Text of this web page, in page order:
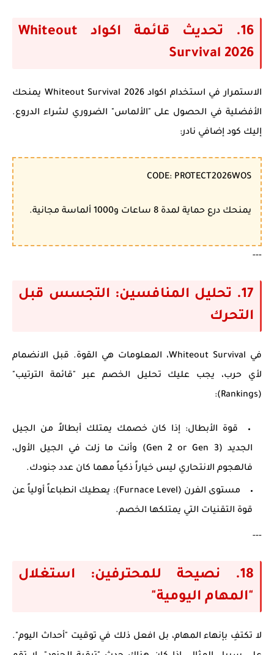
16. تحديث قائمة اكواد Whiteout
Survival 2026
الاستمرار في استخدام اكواد Whiteout Survival 2026
يمنحك
الأفضلية في الحصول على "الألماس" الضروري لشراء الدروع.
إليك كود إضافي نادر:
CODE: PROTECT2026WOS
يمنحك درع حماية لمدة 8 ساعات و1000 ألماسة مجانية.
---
17. تحليل المنافسين: التجسس قبل
التحرك
في Whiteout Survival، المعلومات هي القوة. قبل الانضمام
لأي حرب، يجب عليك تحليل الخصم عبر "قائمة الترتيب"
(Rankings):
قوة الأبطال: إذا كان خصمك يمتلك أبطالاً من الجيل
الجديد (Gen 2 or Gen 3) وأنت ما زلت في الجيل الأول،
فالهجوم الانتحاري ليس خياراً ذكياً مهما كان عدد جنودك.
مستوى الفرن (Furnace Level):
يعطيك انطباعاً أولياً عن
قوة التقنيات التي يمتلكها الخصم.
---
18. نصيحة للمحترفين: استغلال
"المهام اليومية"
لا تكتفِ بإنهاء المهام، بل افعل ذلك في توقيت "أحداث اليوم".